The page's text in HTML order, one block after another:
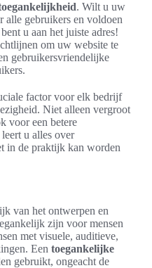
. Wilt u uw
alle gebruikers en voldoen
u aan het juiste adres!
om uw website te
gebruikersvriendelijke
factor voor elk bedrijf
Niet alleen vergroot
voor een betere
u alles over
in de praktijk kan worden
van het ontwerpen en
zijn voor mensen
met visuele, auditieve,
Een toegankelijke
gebruikt, ongeacht de